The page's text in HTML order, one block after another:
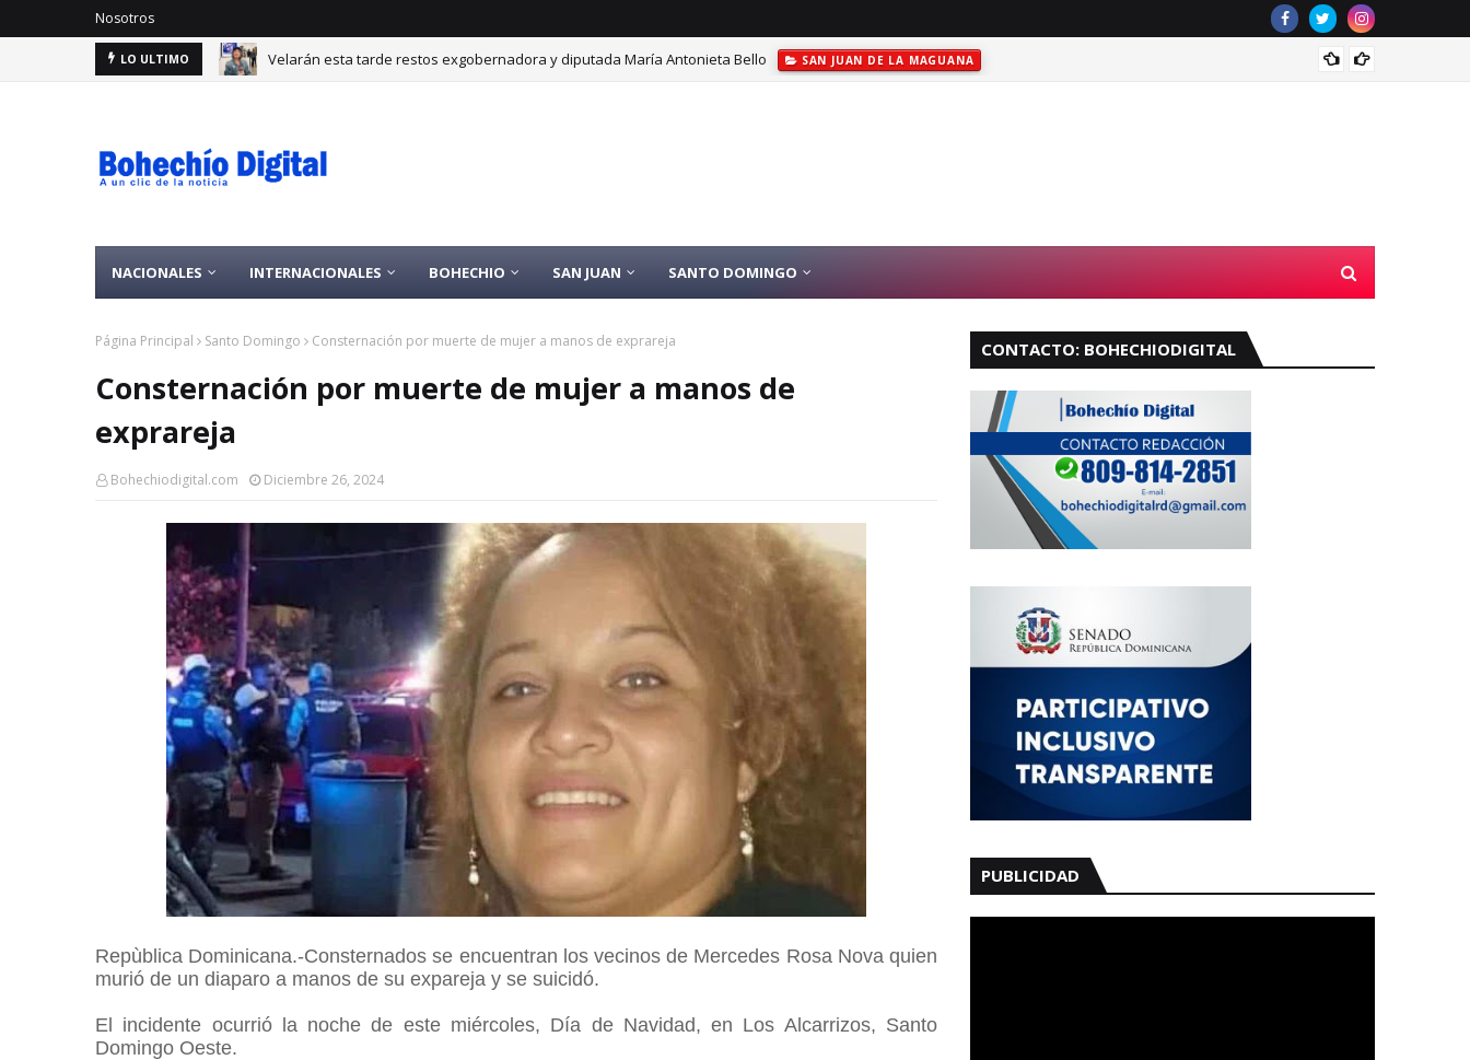
Nosotros
LO ULTIMO Velarán esta tarde restos exgobernadora y diputada María Antonieta Bello SAN JUAN DE LA MAGUANA
NACIONALES INTERNACIONALES BOHECHIO SAN JUAN SANTO DOMINGO
Página Principal Santo Domingo Consternación por muerte de mujer a manos de exprareja
Consternación por muerte de mujer a manos de
exprareja
Bohechiodigital.com Diciembre 26, 2024
Repùblica Dominicana.-Consternados se encuentran los vecinos de Mercedes Rosa Nova quien
murió de un diaparo a manos de su expareja y se suicidó.
El incidente ocurrió la noche de este miércoles, Día de Navidad, en Los Alcarrizos, Santo
Domingo Oeste.
CONTACTO: BOHECHIODIGITAL
PUBLICIDAD